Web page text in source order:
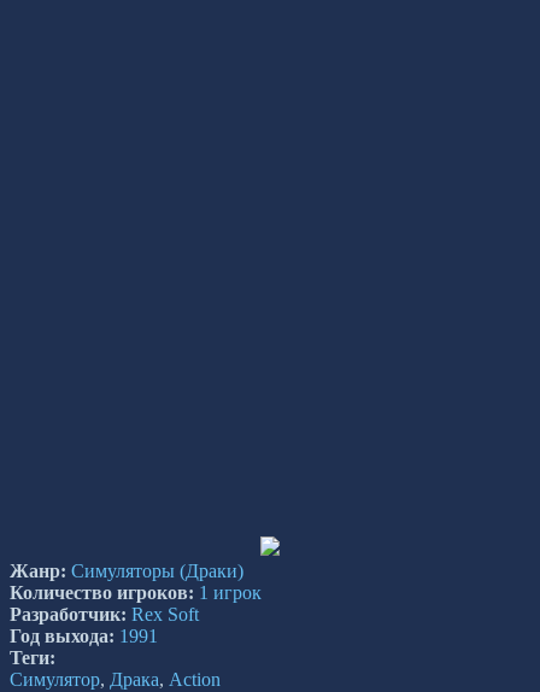
Жанр: Симуляторы (Драки)
Количество игроков: 1 игрок
Разработчик: Rex Soft
Год выхода: 1991
Теги:
Симулятор, Драка, Action